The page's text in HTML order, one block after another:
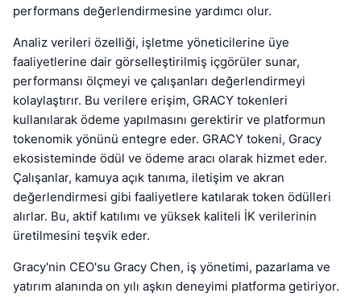
performans değerlendirmesine yardımcı olur.
Analiz verileri özelliği, işletme yöneticilerine üye
faaliyetlerine dair görselleştirilmiş içgörüler sunar,
performansı ölçmeyi ve çalışanları değerlendirmeyi
kolaylaştırır. Bu verilere erişim, GRACY tokenleri
kullanılarak ödeme yapılmasını gerektirir ve platformun
tokenomik yönünü entegre eder. GRACY tokeni, Gracy
ekosisteminde ödül ve ödeme aracı olarak hizmet eder.
Çalışanlar, kamuya açık tanıma, iletişim ve akran
değerlendirmesi gibi faaliyetlere katılarak token ödülleri
alırlar. Bu, aktif katılımı ve yüksek kaliteli İK verilerinin
üretilmesini teşvik eder.
Gracy'nin CEO'su Gracy Chen, iş yönetimi, pazarlama ve
yatırım alanında on yılı aşkın deneyimi platforma getiriyor.